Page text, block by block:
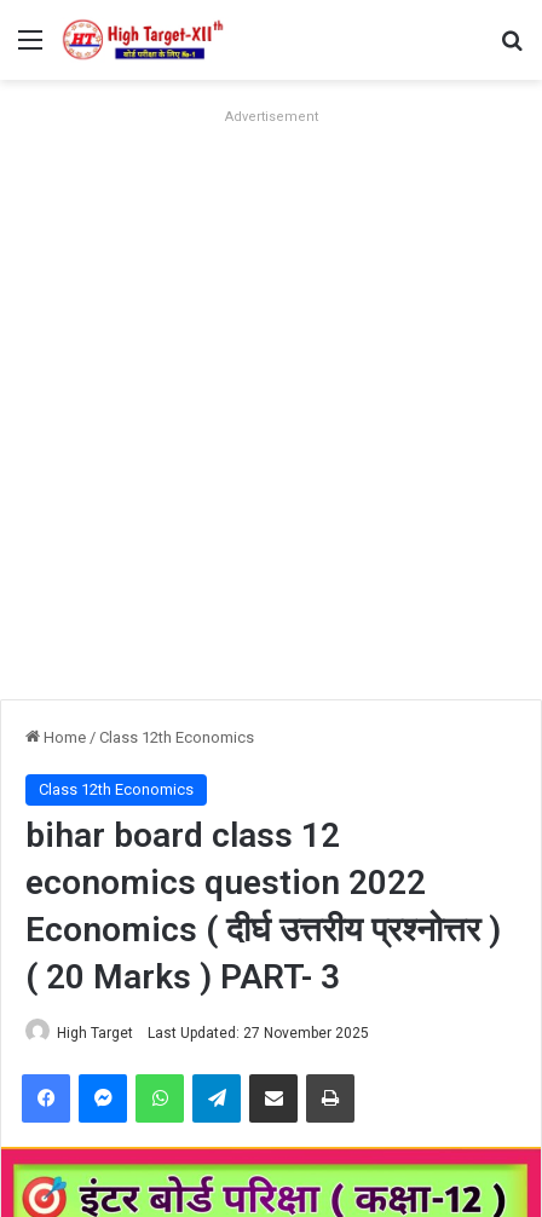
Menu
Advertisement
Home / Class 12th Economics
Class 12th Economics
bihar board class 12
economics question 2022
Economics ( दीर्घ उत्तरीय प्रश्नोत्तर )
( 20 Marks ) PART- 3
High Target Last Updated: 27 November 2025
FacebookMessengerWhatsAppTelegramShare via Email Print